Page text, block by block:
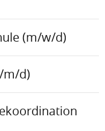
(m/w/d)
m/d)